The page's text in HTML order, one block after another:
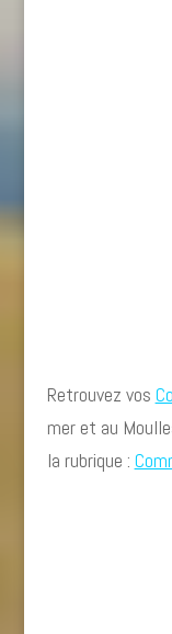
Retrouvez vos
mer et au
la rubrique :